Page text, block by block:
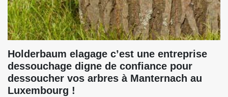
Holderbaum elagage c’est une entreprise
dessouchage digne de confiance pour
dessoucher vos arbres à Manternach au
Luxembourg !